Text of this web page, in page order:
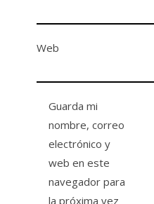
Web
Guarda mi
nombre, correo
electrónico y
web en este
navegador para
la próxima vez